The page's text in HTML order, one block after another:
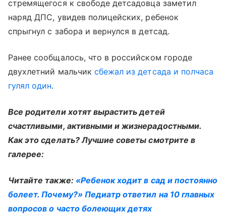
стремящегося к свободе детсадовца заметил
наряд ДПС, увидев полицейских, ребенок
спрыгнул с забора и вернулся в детсад.
Ранее сообщалось, что в российском городе
двухлетний мальчик сбежал из детсада и полчаса
гулял один.
Все родители хотят вырастить детей
счастливыми, активными и жизнерадостными.
Как это сделать? Лучшие советы смотрите в
галерее:
Читайте также: «Ребенок ходит в сад и постоянно
болеет. Почему?» Педиатр ответил на 10 главных
вопросов о часто болеющих детях